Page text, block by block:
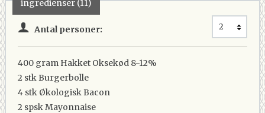
ingredienser (11)
Antal personer:
400 gram Hakket Oksekød 8-12%
2 stkBurgerbolle
4 stk Økologisk Bacon
2 spskMayonnaise